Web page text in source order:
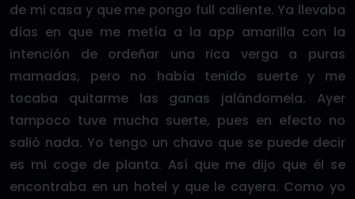
de mi casa y que me pongo full caliente. Ya llevaba
días en que me metía a la app amarilla con la
intención de ordeñar una rica verga a puras
mamadas, pero no había tenido suerte y me
tocaba quitarme las ganas jalándomela. Ayer
tampoco tuve mucha suerte, pues en efecto no
salió nada. Yo tengo un chavo que se puede decir
es mi coge de planta. Así que me dijo que él se
encontraba en un hotel y que le cayera. Como yo